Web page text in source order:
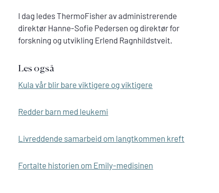
I dag ledes ThermoFisher av administrerende
direktør Hanne-Sofie Pedersen og direktør for
forskning og utvikling Erlend Ragnhildstveit.
Les også
Kula vår blir bare viktigere og viktigere
Redder barn med leukemi
Livreddende samarbeid om langtkommen kreft
Fortalte historien om Emily-medisinen